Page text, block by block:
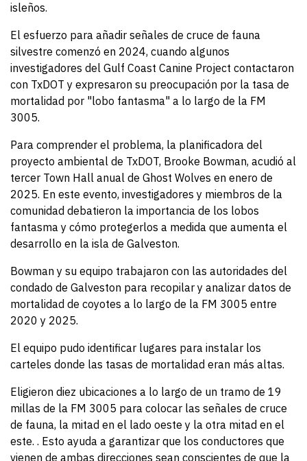
isleños.
El esfuerzo para añadir señales de cruce de fauna
silvestre comenzó en 2024, cuando algunos
investigadores del Gulf Coast Canine Project contactaron
con TxDOT y expresaron su preocupación por la tasa de
mortalidad por "lobo fantasma" a lo largo de la FM
3005.
Para comprender el problema, la planificadora del
proyecto ambiental de TxDOT, Brooke Bowman, acudió al
tercer Town Hall anual de Ghost Wolves en enero de
2025. En este evento, investigadores y miembros de la
comunidad debatieron la importancia de los lobos
fantasma y cómo protegerlos a medida que aumenta el
desarrollo en la isla de Galveston.
Bowman y su equipo trabajaron con las autoridades del
condado de Galveston para recopilar y analizar datos de
mortalidad de coyotes a lo largo de la FM 3005 entre
2020 y 2025.
El equipo pudo identificar lugares para instalar los
carteles donde las tasas de mortalidad eran más altas.
Eligieron diez ubicaciones a lo largo de un tramo de 19
millas de la FM 3005 para colocar las señales de cruce
de fauna, la mitad en el lado oeste y la otra mitad en el
este. . Esto ayuda a garantizar que los conductores que
vienen de ambas direcciones sean conscientes de que la